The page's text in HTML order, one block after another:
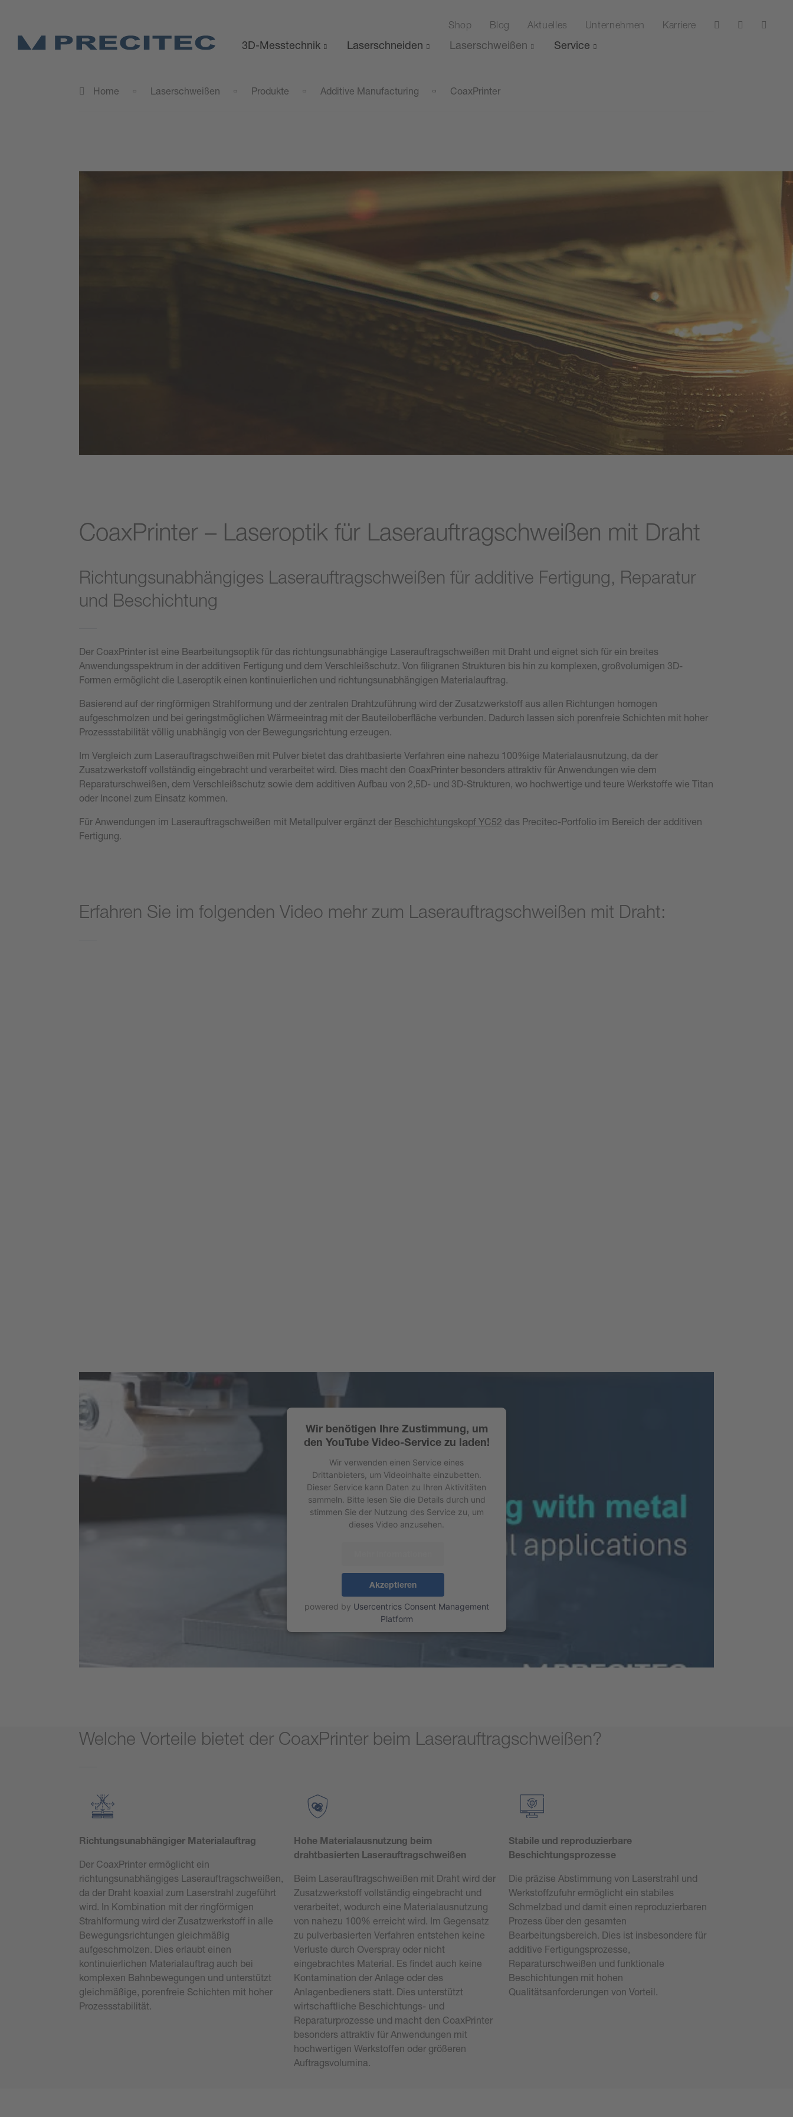
Shop Blog Aktuelles Unternehmen Karriere
3D-Messtechnik Laserschneiden Laserschweißen Service
Home Laserschweißen Produkte Additive Manufacturing CoaxPrinter
CoaxPrinter – Laseroptik für Laserauftragschweißen mit Draht
Richtungsunabhängiges Laserauftragschweißen für additive Fertigung, Reparatur
und Beschichtung
Der CoaxPrinter ist eine Bearbeitungsoptik für das richtungsunabhängige Laserauftragschweißen mit Draht und eignet sich für ein breites
Anwendungsspektrum in der additiven Fertigung und dem Verschleißschutz. Von filigranen Strukturen bis hin zu komplexen, großvolumigen 3D-
Formen ermöglicht die Laseroptik einen kontinuierlichen und richtungsunabhängigen Materialauftrag.
Basierend auf der ringförmigen Strahlformung und der zentralen Drahtzuführung wird der Zusatzwerkstoff aus allen Richtungen homogen
aufgeschmolzen und bei geringstmöglichen Wärmeeintrag mit der Bauteiloberfläche verbunden. Dadurch lassen sich porenfreie Schichten mit hoher
Prozessstabilität völlig unabhängig von der Bewegungsrichtung erzeugen.
Im Vergleich zum Laserauftragschweißen mit Pulver bietet das drahtbasierte Verfahren eine nahezu 100%ige Materialausnutzung, da der
Zusatzwerkstoff vollständig eingebracht und verarbeitet wird. Dies macht den CoaxPrinter besonders attraktiv für Anwendungen wie dem
Reparaturschweißen, dem Verschleißschutz sowie dem additiven Aufbau von 2,5D- und 3D-Strukturen, wo hochwertige und teure Werkstoffe wie Titan
oder Inconel zum Einsatz kommen.
Für Anwendungen im Laserauftragschweißen mit Metallpulver ergänzt der Beschichtungskopf YC52 das Precitec-Portfolio im Bereich der additiven
Fertigung.
Erfahren Sie im folgenden Video mehr zum Laserauftragschweißen mit Draht:
Wir benötigen Ihre Zustimmung, um
den YouTube Video-Service zu laden!
Wir verwenden einen Service eines
Drittanbieters, um Videoinhalte einzubetten.
Dieser Service kann Daten zu Ihren Aktivitäten
sammeln. Bitte lesen Sie die Details durch und
stimmen Sie der Nutzung des Service zu, um
dieses Video anzusehen.
Akzeptieren
powered by Usercentrics Consent Management
Platform
Welche Vorteile bietet der CoaxPrinter beim Laserauftragschweißen?
Richtungsunabhängiger Materialauftrag
Der CoaxPrinter ermöglicht ein
richtungsunabhängiges Laserauftragschweißen,
da der Draht koaxial zum Laserstrahl zugeführt
wird. In Kombination mit der ringförmigen
Strahlformung wird der Zusatzwerkstoff in alle
Bewegungsrichtungen gleichmäßig
aufgeschmolzen. Dies erlaubt einen
kontinuierlichen Materialauftrag auch bei
komplexen Bahnbewegungen und unterstützt
gleichmäßige, porenfreie Schichten mit hoher
Prozessstabilität.
Hohe Materialausnutzung beim
drahtbasierten Laserauftragschweißen
Beim Laserauftragschweißen mit Draht wird der
Zusatzwerkstoff vollständig eingebracht und
verarbeitet, wodurch eine Materialausnutzung
von nahezu 100% erreicht wird. Im Gegensatz
zu pulverbasierten Verfahren entstehen keine
Verluste durch Overspray oder nicht
eingebrachtes Material. Es findet auch keine
Kontamination der Anlage oder des
Anlagenbedieners statt. Dies unterstützt
wirtschaftliche Beschichtungs- und
Reparaturprozesse und macht den CoaxPrinter
besonders attraktiv für Anwendungen mit
hochwertigen Werkstoffen oder größeren
Auftragsvolumina.
Stabile und reproduzierbare
Beschichtungsprozesse
Die präzise Abstimmung von Laserstrahl und
Werkstoffzufuhr ermöglicht ein stabiles
Schmelzbad und damit einen reproduzierbaren
Prozess über den gesamten
Bearbeitungsbereich. Dies ist insbesondere für
additive Fertigungsprozesse,
Reparaturschweißen und funktionale
Beschichtungen mit hohen
Qualitätsanforderungen von Vorteil.